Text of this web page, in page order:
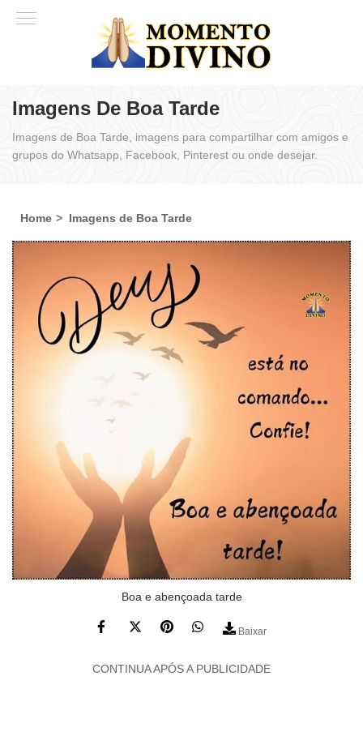
Imagens De Boa Tarde
Imagens de Boa Tarde, imagens para compartilhar com amigos e
grupos do Whatsapp, Facebook, Pinterest ou onde desejar.
Home Imagens de Boa Tarde
Boa e abençoada tarde
Baixar
CONTINUA APÓS A PUBLICIDADE